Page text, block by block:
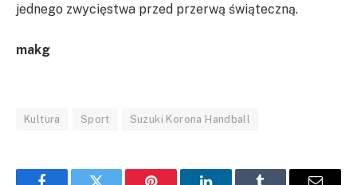
jednego zwycięstwa przed przerwą świąteczną.
makg
Kultura Sport Suzuki Korona Handball